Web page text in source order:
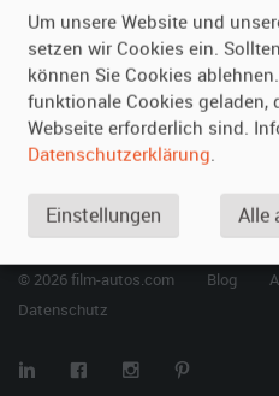
Fotos senden
Fragen für Vermieter
Inserat verwalten
SPECIAL
Berühmte Filmautos –
unsere Top 10 ...
© 2026 film-autos.com Blog
Datenschutz
Um unsere Website und
setzen wir Cookies ein.
können Sie Cookies
funktionale Cookies geladen,
Webseite erforderlich sind.
Datenschutzerklärung.
Einstellungen Alle